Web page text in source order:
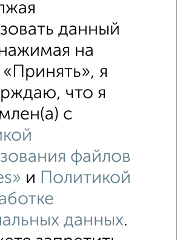
данный
на
я
что я
с
файлов
и Политикой
данных.